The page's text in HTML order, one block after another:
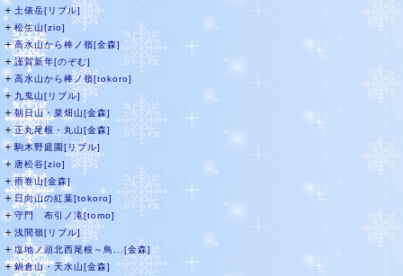
＋ 土俵岳[リブル]
＋松生山[zio]
＋高水山から棒ノ嶺[金森]
＋謹賀新年[のぞむ]
＋ 高水山から棒ノ嶺[tokoro]
＋ 九鬼山[リブル]
＋朝日山・菜畑山[金森]
＋正丸尾根・丸山[金森]
＋駒木野庭園[リブル]
＋ 唐松谷[zio]
＋雨巻山[金森]
＋日向山の紅葉[tokoro]
＋ 守門 布引ノ滝[tomo]
＋ 浅間嶺[リブル]
＋塩地ノ頭北西尾根～鳥...[金森]
＋鍋倉山・天水山[金森]